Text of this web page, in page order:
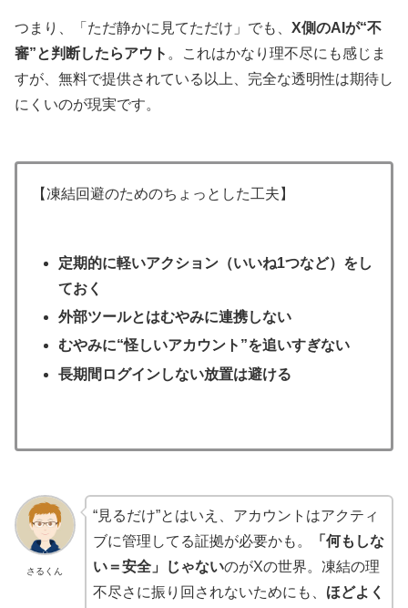
つまり、「ただ静かに見てただけ」でも、 X側のAIが“不
審”と判断したらアウト 。これはかなり理不尽にも感じま
すが、無料で提供されている以上、完全な透明性は期待し
にくいのが現実です。
【凍結回避のためのちょっとした工夫】
定期的に軽いアクション（いいね1つなど）をし
ておく
外部ツールとはむやみに連携しない
むやみに“怪しいアカウント”を追いすぎない
長期間ログインしない放置は避ける
さるくん
“見るだけ”とはいえ、アカウントはアクティ
ブに管理してる証拠が必要かも。
「何もしな
い＝安全」じゃないのがXの世界。凍結の理
不尽さに振り回されないためにも、 ほどよく